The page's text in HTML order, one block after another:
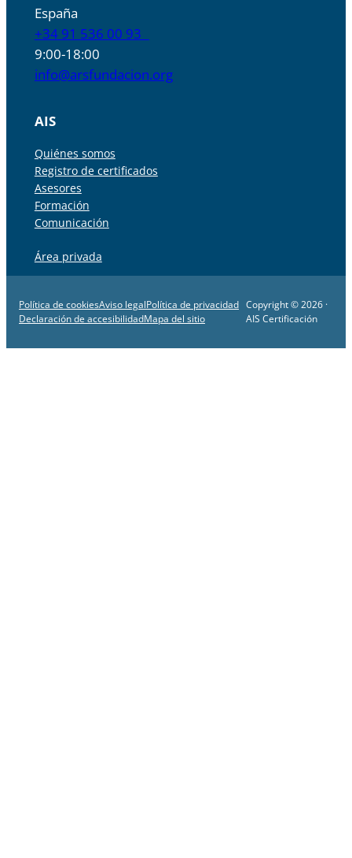
España
+34 91 536 00 93
9:00-18:00
info@arsfundacion.org
AIS
Quiénes somos
Registro de certificados
Asesores
Formación
Comunicación
Área privada
Política de cookiesAviso legalPolítica de privacidad
Declaración de accesibilidadMapa del sitio
Copyright © 2026 ·
AIS Certificación